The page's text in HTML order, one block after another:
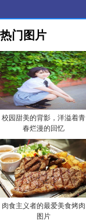
热门图片
校园甜美的背影，洋溢着青
春烂漫的回忆
肉食主义者的最爱美食烤肉
图片